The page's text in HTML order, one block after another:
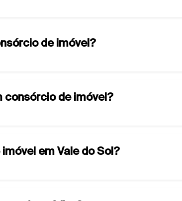
de imóvel?
consórcio de imóvel?
em Vale do Sol?